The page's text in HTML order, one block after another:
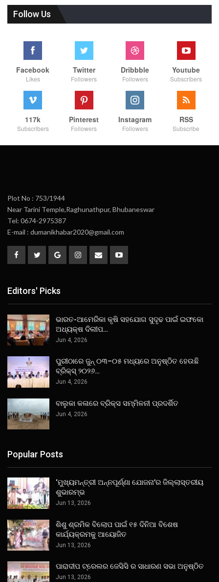
Follow Us
Facebook
Likes
Twitter
Followers
Dribbble
Followers
Youtube
Subscribers
117k
Subscribers
Pinterest
Followers
Instagram
Followers
RSS
Subscribe
Plot No : 753/1944
Near Tarini Temple,Raghunathpur, Bhubaneswar
Tel: 0674-2975387
E-mail : dumanikhabar2020@gmail.com
Editors' Picks
ଭାରତ-ଆମେରିକା କୃଷି ସହଯୋଗ ସୁଦୃଢ ପାଇଁ ଇଫକୋ
ଅଧ୍ୟକ୍ଷ ଦିଲୀପ…
Jun 4, 2026
ପୁରୀଠାରେ ଜୁନ୍ ୦୩–୦୫ ମଧ୍ୟରେ ଅନୁଷ୍ଠିତ ହେଉଛି
ବ୍ରିକ୍ସ୍ ୨୦୨୬…
Jun 4, 2026
ବାଲୁକା କଳାରେ ବ୍ରିକ୍ସ ସମ୍ମିଳନୀ ପ୍ରଦର୍ଶିତ
Jun 4, 2026
Popular Posts
‘ମୁଖ୍ୟମନ୍ତ୍ରୀ ଅନ୍ନପୂର୍ଣ୍ଣା ଯୋଜନା’ର ଜିଲ୍ଲାସ୍ତରୀୟ
ଶୁଭାରମ୍ଭ
Jun 13, 2026
ଶିଶୁ ଶ୍ରମିକ ବିଲୋପ ପାଇଁ ୧୫ ଦିନିଆ ବିଶେଷ
କାର୍ଯ୍ୟକ୍ରମକୁ ଆୟୋଜିତ
Jun 13, 2026
ପାରାଦୀପ ଟ୍ରେଲର ଜେସିସି ର ସାଧାରଣ ସଭା ଅନୁଷ୍ଠିତ
Jun 13, 2026